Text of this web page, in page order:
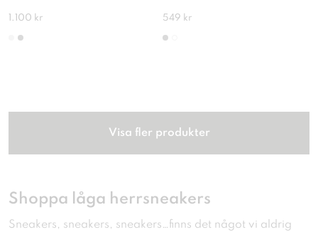
1.100 kr 549 kr
Visa fler produkter
Shoppa låga herrsneakers
Sneakers, sneakers, sneakers…finns det något vi aldrig